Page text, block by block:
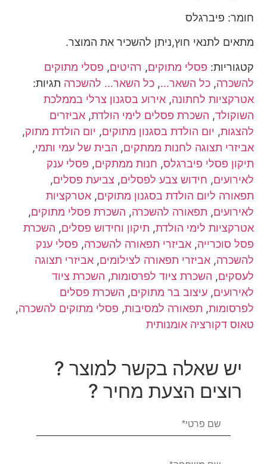
חומר: פיברגלס
מתאים לתנאי חוץ,ניתן להשכיר את המוצר.
קטגוריות: פסלי מתוקים, רהיטים, פסלי מתוקים
להשכרה,כל השאר...,כל השאר... להשכרה תגיות:
אטרקציות לחתונה,אירוע בסגנון צרלי בממלכת
השוקולד, השכרת פסלים לימי הולדת,אביזרים
להצגות, יום הולדת בסגנון מתוקים, יום הולדת מתוק,
אביזרי תצוגה לחנות ממתקים, הבית של עמי ותמי,
תיקון פסלי פיברגלס, חנות ממתקים, פסלי ענק
לאירועים, חידוש צבע לפסלים, צביעת פסלים,
תפאורה ליום הולדת בסגנון מתוקים,אטרקציות
לאירועים, תפאורה להשכרה, השכרת פסלי מתוקים,
אטרקציות לימי הולדת, תיקון וחידוש פסלים, השכרת
פסל סוכרייה,אביזרי תפאורה להשכרה, פסלי ענק
להשכרה,אביזרי תפאורה לצילומים,אביזרי תצוגה
לעסקים, השכרת ציוד לפרסומות, השכרת ציוד
לאירועים,עיצוב בר מתוקים, השכרת פסלים
לפרסומות, תפאורה למסיבות, פסלי מתוקים להשכרה,
טאוס דקורציה אומנותית
יש שאלה בקשר למוצר ?
רוצים הצעת מחיר ?